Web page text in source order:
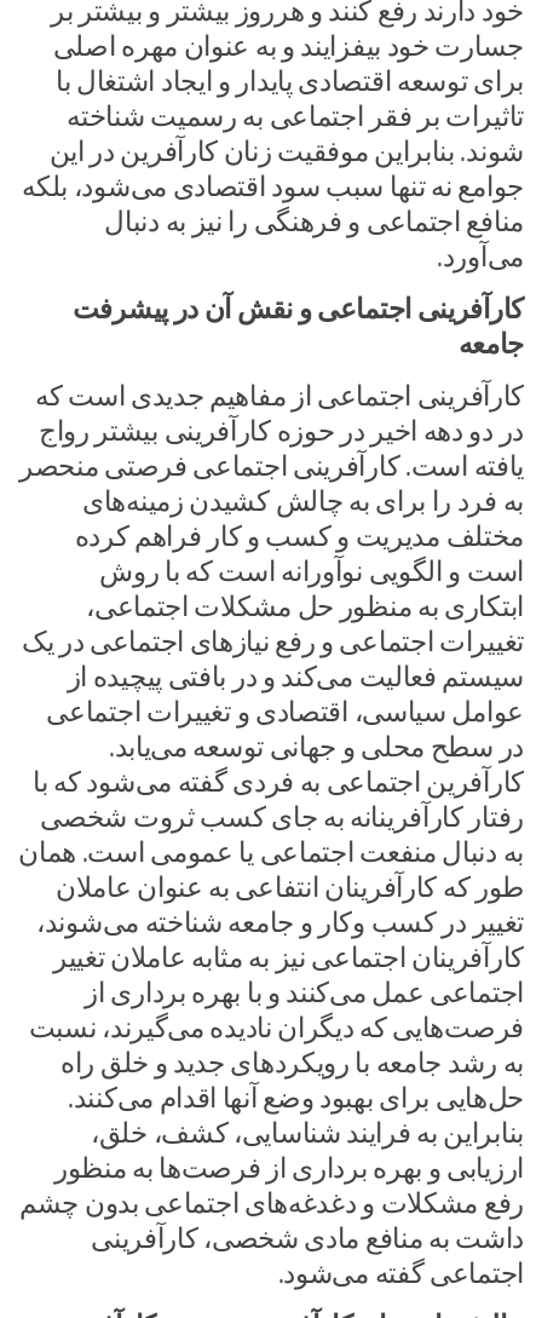
خود دارند رفع کنند و هرروز بیشتر و بیشتر بر
جسارت خود بیفزایند و به عنوان مهره اصلی
برای توسعه اقتصادی پایدار و ایجاد اشتغال با
تاثیرات بر فقر اجتماعی به رسمیت شناخته
شوند. بنابراین موفقیت زنان کارآفرین در این
جوامع نه تنها سبب سود اقتصادی می‌شود، بلکه
منافع اجتماعی و فرهنگی را نیز به دنبال
می‌آورد.
کارآفرینی اجتماعی و نقش آن در پیشرفت
جامعه
کارآفرینی اجتماعی از مفاهیم جدیدی است که
در دو دهه اخیر در حوزه کارآفرینی بیشتر رواج
یافته است. کارآفرینی اجتماعی فرصتی منحصر
به فرد را برای به چالش کشیدن زمینه‌های
مختلف مدیریت و کسب و کار فراهم کرده
است و الگویی نوآورانه است که با روش
ابتکاری به منظور حل مشکلات اجتماعی،
تغییرات اجتماعی و رفع نیازهای اجتماعی در یک
سیستم فعالیت می‌کند و در بافتی پیچیده از
عوامل سیاسی، اقتصادی و تغییرات اجتماعی
در سطح محلی و جهانی توسعه می‌یابد.
کارآفرین اجتماعی به فردی گفته می‌شود که با
رفتار کارآفرینانه به جای کسب ثروت شخصی
به دنبال منفعت اجتماعی یا عمومی است. همان
طور که کارآفرینان انتفاعی به عنوان عاملان
تغییر در کسب وکار و جامعه شناخته می‌شوند،
کارآفرینان اجتماعی نیز به مثابه عاملان تغییر
اجتماعی عمل می‌کنند و با بهره برداری از
فرصت‌هایی که دیگران نادیده می‌گیرند، نسبت
به رشد جامعه با رویکردهای جدید و خلق راه
حل‌هایی برای بهبود وضع آنها اقدام می‌کنند.
بنابراین به فرایند شناسایی، کشف، خلق،
ارزیابی و بهره برداری از فرصت‌ها به منظور
رفع مشکلات و دغدغه‌های اجتماعی بدون چشم
داشت به منافع مادی شخصی، کارآفرینی
اجتماعی گفته می‌شود.